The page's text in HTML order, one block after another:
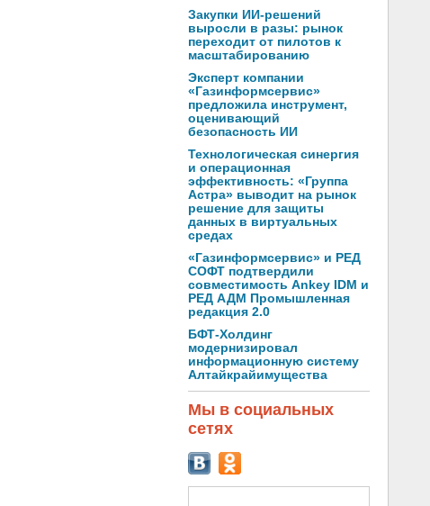
Закупки ИИ-решений
выросли в разы: рынок
переходит от пилотов к
масштабированию
Эксперт компании
«Газинформсервис»
предложила инструмент,
оценивающий
безопасность ИИ
Технологическая синергия
и операционная
эффективность: «Группа
Астра» выводит на рынок
решение для защиты
данных в виртуальных
средах
«Газинформсервис» и РЕД
СОФТ подтвердили
совместимость Ankey IDM и
РЕД АДМ Промышленная
редакция 2.0
БФТ-Холдинг
модернизировал
информационную систему
Алтайкрайимущества
Мы в социальных
сетях